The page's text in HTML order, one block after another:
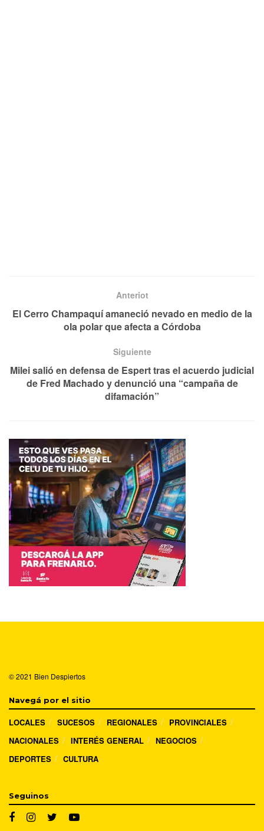
Anteriot
El Cerro Champaquí amaneció nevado en medio de la
ola polar que afecta a Córdoba
Siguiente
Milei salió en defensa de Espert tras el acuerdo judicial
de Fred Machado y denunció una “campaña de
difamación”
© 2021 Bien Despiertos
Navegá por el sitio
LOCALES SUCESOS REGIONALES
PROVINCIALES
NACIONALES
INTERÉS GENERAL
NEGOCIOS
DEPORTES
CULTURA
Seguinos